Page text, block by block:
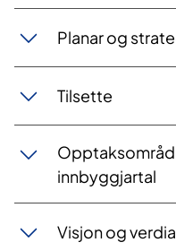
Planar og
Tilsette
innbyggjartal
Visjon og